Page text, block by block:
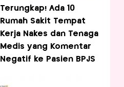
Terungkap! Ada 10
Rumah Sakit Tempat
Kerja Nakes dan Tenaga
Medis yang Komentar
Negatif ke Pasien BPJS